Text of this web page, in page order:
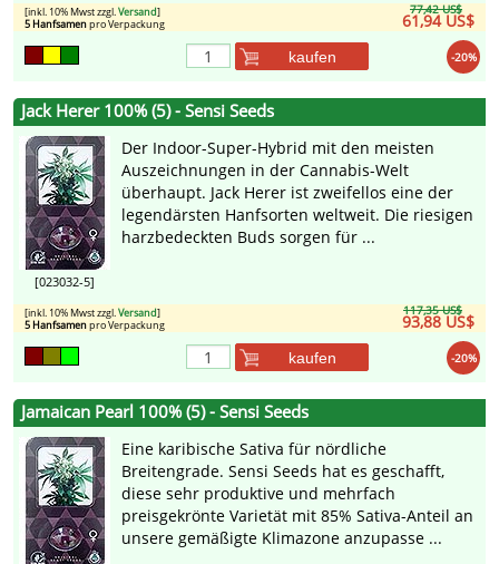
77,42 US$
61,94 US$
[inkl. 10% Mwst zzgl.Versand]
5 Hanfsamenpro Verpackung
-20%
kaufen
Jack Herer 100% (5) - Sensi Seeds
[023032-5]
Der Indoor-Super-Hybrid mit den meisten
Auszeichnungen in der Cannabis-Welt
überhaupt. Jack Herer ist zweifellos eine der
legendärsten Hanfsorten weltweit. Die riesigen
harzbedeckten Buds sorgen für ...
117,35 US$
93,88 US$
[inkl. 10% Mwst zzgl.Versand]
5 Hanfsamenpro Verpackung
-20%
kaufen
Jamaican Pearl 100% (5) - Sensi Seeds
Eine karibische Sativa für nördliche
Breitengrade. Sensi Seeds hat es geschafft,
diese sehr produktive und mehrfach
preisgekrönte Varietät mit 85% Sativa-Anteil an
unsere gemäßigte Klimazone anzupasse ...